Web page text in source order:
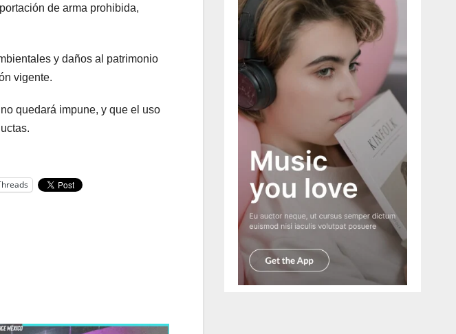
de arma prohibida,
y daños al patrimonio
vigente.
quedará impune, y que el uso